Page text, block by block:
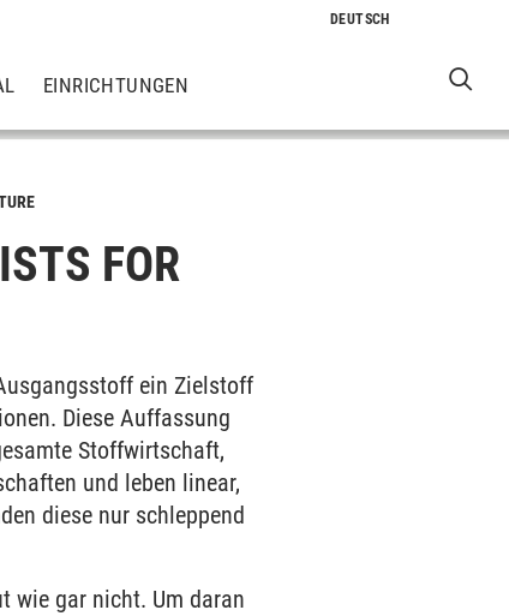
EINRICHTUNGEN
FOR
ein Zielstoff
Diese Auffassung
Stoffwirtschaft,
und leben linear,
diese nur schleppend
wie gar nicht. Um daran